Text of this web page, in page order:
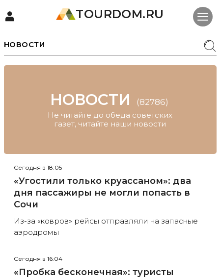
TOURDOM.RU
НОВОСТИ
НОВОСТИ (82786)
Не читайте до обеда советских
газет, читайте наши новости
Сегодня в 18:05
«Угостили только круассаном»: два
дня пассажиры не могли попасть в
Сочи
Из-за «ковров» рейсы отправляли на запасные
аэродромы
Сегодня в 16:04
«Пробка бесконечная»: туристы